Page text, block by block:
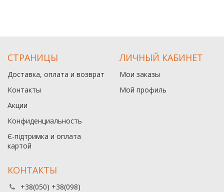
СТРАНИЦЫ
Доставка, оплата и возврат
Контакты
Акции
Конфиденциальность
Є-підтримка и оплата
картой
ЛИЧНЫЙ КАБИНЕТ
Мои заказы
Мой профиль
КОНТАКТЫ
+38(050) +38(098)